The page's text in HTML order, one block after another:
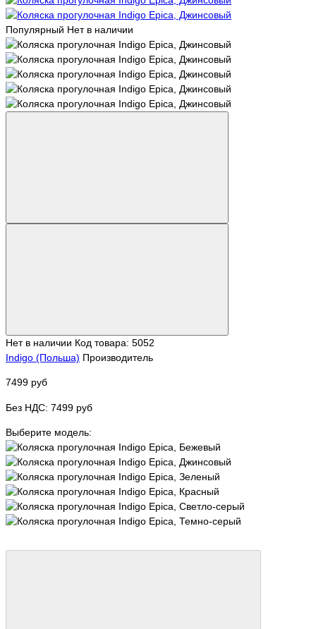
Популярный Нет в наличии
Нет в наличии Код товара: 5052
Indigo (Польша) Производитель
7499 руб
Без НДС: 7499 руб
Выберите модель: